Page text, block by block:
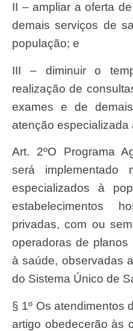
II – ampliar a oferta de leitos hospitalares e de
demais serviços de
população; e
III – diminuir o tempo de espera para a
realização de
exames e de
atenção especializada
Art. 2ºO Programa Agora Tem Especialistas
será implementado
especializados à
estabelecimentos
privadas, com ou
operadoras de
à saúde, observadas
do Sistema Único de
§ 1º Os atendimentos
artigo obedecerão às